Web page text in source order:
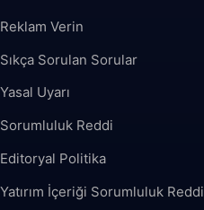
Reklam Verin
Sıkça Sorulan Sorular
Yasal Uyarı
Sorumluluk Reddi
Editoryal Politika
Yatırım İçeriği Sorumluluk Reddi